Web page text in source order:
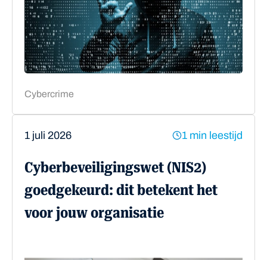
Cybercrime
1 juli 2026 1 min leestijd
Cyberbeveiligingswet (NIS2)
goedgekeurd: dit betekent het
voor jouw organisatie